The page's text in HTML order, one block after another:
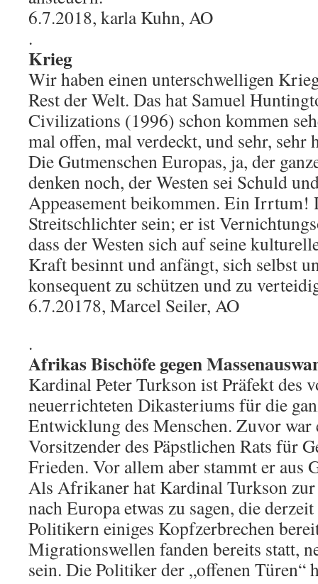
6.7.2018, karla Kuhn, AO
.
Krieg
Wir haben einen unterschwelligen
Rest der Welt. Das hat Samuel
Civilizations (1996) schon kommen
mal offen, mal verdeckt, und sehr, sehr
Die Gutmenschen Europas, ja, der
denken noch, der Westen sei Schuld
Appeasement beikommen. Ein Irrtum!
Streitschlichter sein; er ist
dass der Westen sich auf seine
Kraft besinnt und anfängt, sich selbst
konsequent zu schützen und zu
6.7.20178, Marcel Seiler, AO
.
Afrikas Bischöfe gegen
Kardinal Peter Turkson ist Präfekt des
neuerrichteten Dikasteriums für die
Entwicklung des Menschen. Zuvor war
Vorsitzender des Päpstlichen Rats für
Frieden. Vor allem aber stammt er aus
Als Afrikaner hat Kardinal Turkson
nach Europa etwas zu sagen, die
Politikern einiges Kopfzerbrechen
Migrationswellen fanden bereits statt,
sein. Die Politiker der „offenen Türen“